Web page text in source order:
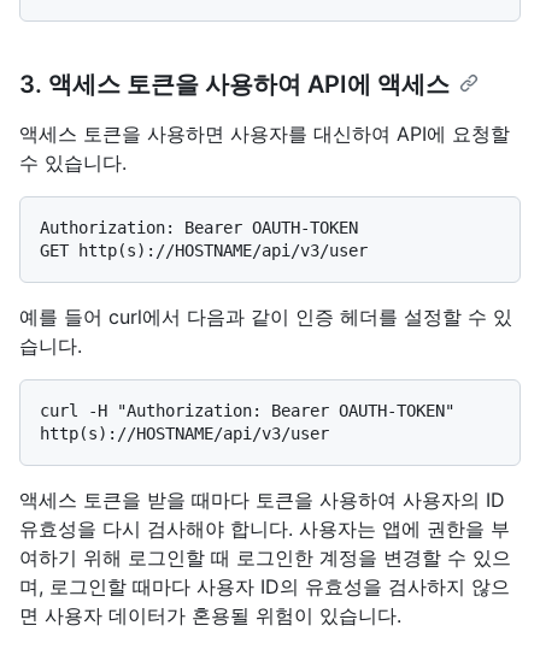
3. 액세스 토큰을 사용하여 API에 액세스
액세스 토큰을 사용하면 사용자를 대신하여 API에 요청할
수 있습니다.
Authorization: Bearer OAUTH-TOKEN
예를 들어 curl에서 다음과 같이 인증 헤더를 설정할 수 있
습니다.
curl -H "Authorization: Bearer OAUTH-TOKEN"
액세스 토큰을 받을 때마다 토큰을 사용하여 사용자의 ID
유효성을 다시 검사해야 합니다. 사용자는 앱에 권한을 부
여하기 위해 로그인할 때 로그인한 계정을 변경할 수 있으
며, 로그인할 때마다 사용자 ID의 유효성을 검사하지 않으
면 사용자 데이터가 혼용될 위험이 있습니다.